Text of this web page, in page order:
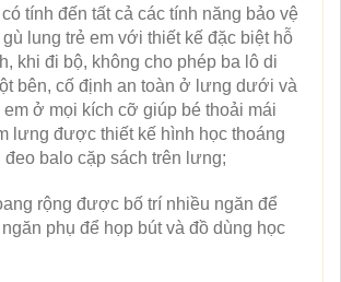
tính đến tất cả các tính năng bảo vệ
lung trẻ em với thiết kế đặc biệt hỗ
khi đi bộ, không cho phép ba lô di
bên, cố định an toàn ở lưng dưới và
ở mọi kích cỡ giúp bé thoải mái
lưng được thiết kế hình học thoáng
đeo balo cặp sách trên lưng;
rộng được bố trí nhiều ngăn để
phụ để họp bút và đồ dùng học